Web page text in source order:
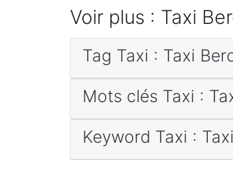
Voir plus : Taxi
Tag Taxi : Taxi
Mots clés Taxi :
Keyword Taxi :